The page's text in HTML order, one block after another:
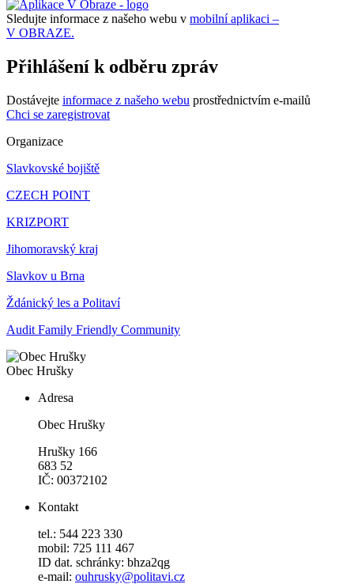
Sledujte informace z našeho webu v mobilní aplikaci –
V OBRAZE.
Přihlášení k odběru zpráv
Dostávejte informace z našeho webu prostřednictvím e-mailů
Chci se zaregistrovat
Organizace
Slavkovské bojiště
CZECH POINT
KRIZPORT
Jihomoravský kraj
Slavkov u Brna
Ždánický les a Politaví
Audit Family Friendly Community
Obec Hrušky
Adresa
Obec Hrušky
Hrušky 166
683 52
IČ: 00372102
Kontakt
tel.: 544 223 330
mobil: 725 111 467
ID dat. schránky: bhza2qg
e-mail: ouhrusky@politavi.cz